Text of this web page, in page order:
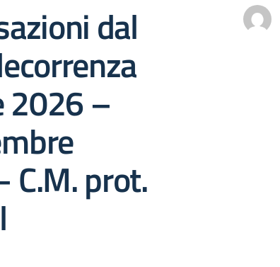
dal
2026 –
C.M. prot.